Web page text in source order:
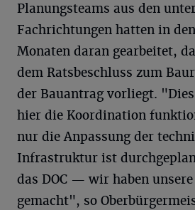
Planungsteams aus den
Fachrichtungen hatten in
Monaten daran gearbeitet,
dem Ratsbeschluss zum
der Bauantrag vorliegt.
hier die Koordination
nur die Anpassung der
Infrastruktur ist
das DOC — wir haben
gemacht", so